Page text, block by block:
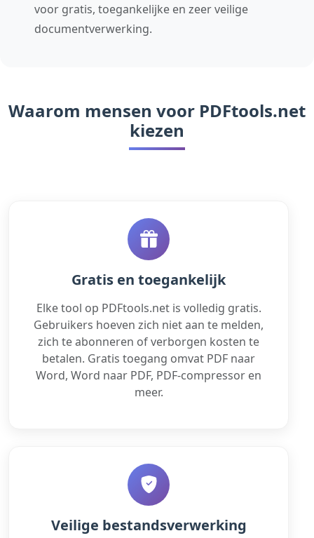
voor gratis, toegankelijke en zeer veilige
documentverwerking.
Waarom mensen voor PDFtools.net
kiezen
Gratis en toegankelijk
Elke tool op PDFtools.net is volledig gratis.
Gebruikers hoeven zich niet aan te melden,
zich te abonneren of verborgen kosten te
betalen. Gratis toegang omvat PDF naar
Word, Word naar PDF, PDF-compressor en
meer.
Veilige bestandsverwerking